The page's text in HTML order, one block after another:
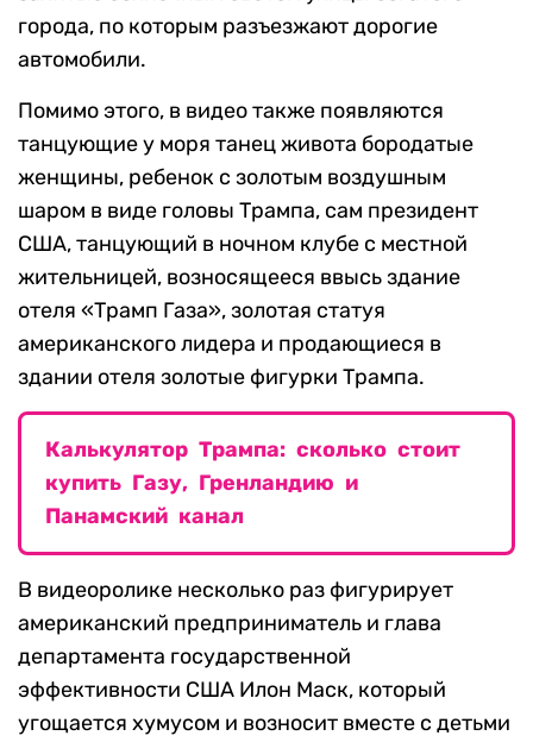
города, по которым разъезжают дорогие
автомобили.
Помимо этого, в видео также появляются
танцующие у моря танец живота бородатые
женщины, ребенок с золотым воздушным
шаром в виде головы Трампа, сам президент
США, танцующий в ночном клубе с местной
жительницей, возносящееся ввысь здание
отеля «Трамп Газа», золотая статуя
американского лидера и продающиеся в
здании отеля золотые фигурки Трампа.
Калькулятор Трампа: сколько стоит
купить Газу, Гренландию и
Панамский канал
В видеоролике несколько раз фигурирует
американский предприниматель и глава
департамента государственной
эффективности США Илон Маск, который
угощается хумусом и возносит вместе с детьми